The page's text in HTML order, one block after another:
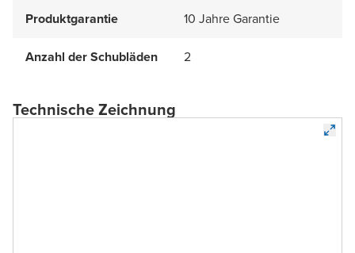
Produktgarantie 10 Jahre Garantie
Anzahl der Schubläden 2
Technische Zeichnung